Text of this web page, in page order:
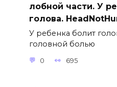
лобной части. У
голова.
У ребенка болит
головной болью
0 695